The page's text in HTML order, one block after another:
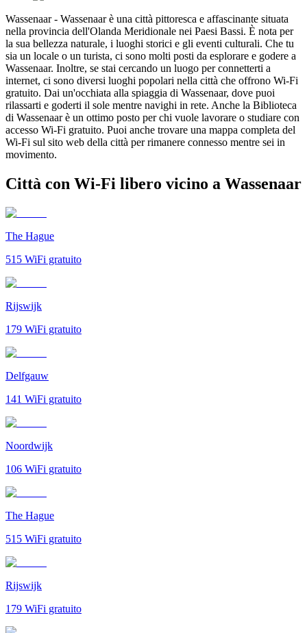
Wassenaar- Wassenaar è una città pittoresca e affascinante situata
nella provincia dell'Olanda Meridionale nei Paesi Bassi. È nota per
la sua bellezza naturale, i luoghi storici e gli eventi culturali. Che tu
sia un locale o un turista, ci sono molti posti da esplorare e godere a
Wassenaar. Inoltre, se stai cercando un luogo per connetterti a
internet, ci sono diversi luoghi popolari nella città che offrono Wi-Fi
gratuito. Dai un'occhiata alla spiaggia di Wassenaar, dove puoi
rilassarti e goderti il sole mentre navighi in rete. Anche la Biblioteca
di Wassenaar è un ottimo posto per chi vuole lavorare o studiare con
accesso Wi-Fi gratuito. Puoi anche trovare una mappa completa del
Wi-Fi sul sito web della città per rimanere connesso mentre sei in
movimento.
Città con Wi-Fi libero vicino a Wassenaar
The Hague
515 WiFi gratuito
Rijswijk
179 WiFi gratuito
Delfgauw
141 WiFi gratuito
Noordwijk
106 WiFi gratuito
The Hague
515 WiFi gratuito
Rijswijk
179 WiFi gratuito